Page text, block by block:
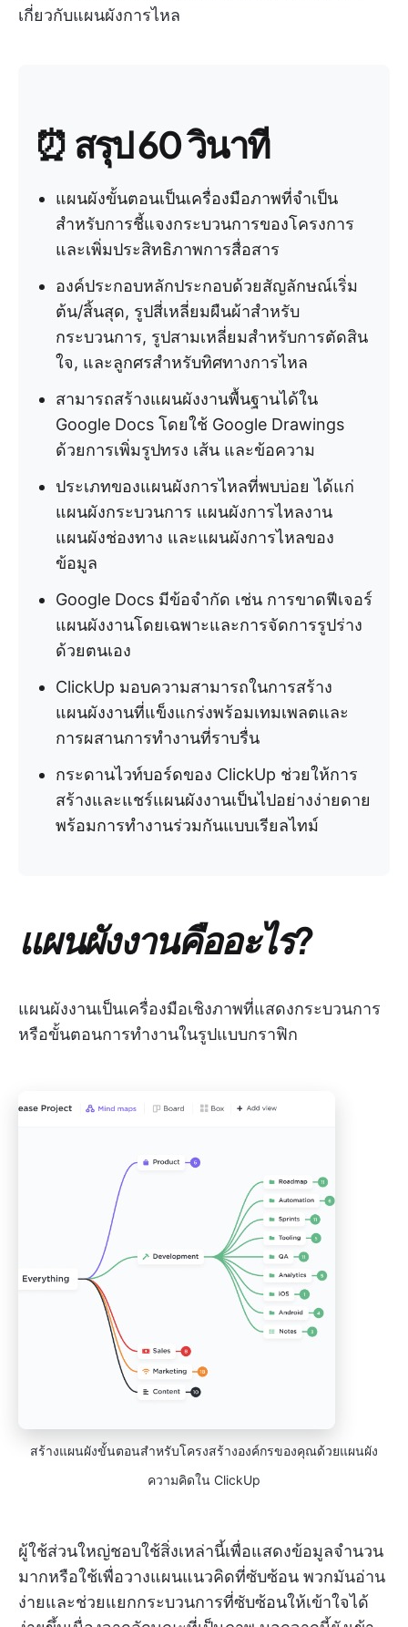
เกี่ยวกับแผนผังการไหล
⏰ สรุป 60 วินาที
แผนผังขั้นตอนเป็นเครื่องมือภาพที่จำเป็น
สำหรับการชี้แจงกระบวนการของโครงการ
และเพิ่มประสิทธิภาพการสื่อสาร
องค์ประกอบหลักประกอบด้วยสัญลักษณ์เริ่ม
ต้น/สิ้นสุด, รูปสี่เหลี่ยมผืนผ้าสำหรับ
กระบวนการ, รูปสามเหลี่ยมสำหรับการตัดสิน
ใจ, และลูกศรสำหรับทิศทางการไหล
สามารถสร้างแผนผังงานพื้นฐานได้ใน
Google Docs โดยใช้ Google Drawings
ด้วยการเพิ่มรูปทรง เส้น และข้อความ
ประเภทของแผนผังการไหลที่พบบ่อย ได้แก่
แผนผังกระบวนการ แผนผังการไหลงาน
แผนผังช่องทาง และแผนผังการไหลของ
ข้อมูล
Google Docs มีข้อจำกัด เช่น การขาดฟีเจอร์
แผนผังงานโดยเฉพาะและการจัดการรูปร่าง
ด้วยตนเอง
ClickUp มอบความสามารถในการสร้าง
แผนผังงานที่แข็งแกร่งพร้อมเทมเพลตและ
การผสานการทำงานที่ราบรื่น
กระดานไวท์บอร์ดของ ClickUp ช่วยให้การ
สร้างและแชร์แผนผังงานเป็นไปอย่างง่ายดาย
พร้อมการทำงานร่วมกันแบบเรียลไทม์
แผนผังงานคืออะไร?
แผนผังงานเป็นเครื่องมือเชิงภาพที่แสดงกระบวนการ
หรือขั้นตอนการทำงานในรูปแบบกราฟิก
สร้างแผนผังขั้นตอนสำหรับโครงสร้างองค์กรของคุณด้วยแผนผัง
ความคิดใน ClickUp
ผู้ใช้ส่วนใหญ่ชอบใช้สิ่งเหล่านี้เพื่อแสดงข้อมูลจำนวน
มากหรือใช้เพื่อวางแผนแนวคิดที่ซับซ้อน พวกมันอ่าน
ง่ายและช่วยแยกกระบวนการที่ซับซ้อนให้เข้าใจได้